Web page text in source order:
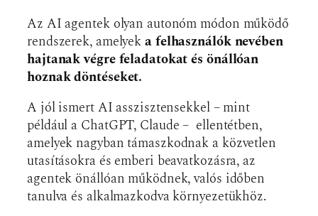
Az AI agentek olyan autonóm módon működő
rendszerek, amelyeka felhasználók nevében
hajtanak végre feladatokat és önállóan
hoznak döntéseket.
A jól ismert AI asszisztensekkel – mint
például a ChatGPT, Claude – ellentétben,
amelyek nagyban támaszkodnak a közvetlen
utasításokra és emberi beavatkozásra, az
agentek önállóan működnek, valós időben
tanulva és alkalmazkodva környezetükhöz.